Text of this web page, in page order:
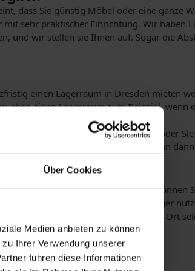
Über Cookies
Medien anbieten zu können
Ihrer Verwendung unserer
führen diese Informationen
dass Sie günstig Möbel oder eine ganze
sehr praktischer Einrichtung. Wir haben
und wir stellen sie Ihnen auf. Sogar die
einen Lagerraum in Dresden mieten
einen Lagerraum zum Beispiel, wenn
haben.
in Sicherheit aufzubewahren, oder
werden. Ihre Einrichtung kann
ein Segen sein kann. So können
uns einen Lagerraum als Vorratslager
klimatisierter Lagerraum der ideale Ort